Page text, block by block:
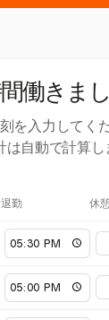
働きま
を入力してく
自動で計算し
退勤 休憩